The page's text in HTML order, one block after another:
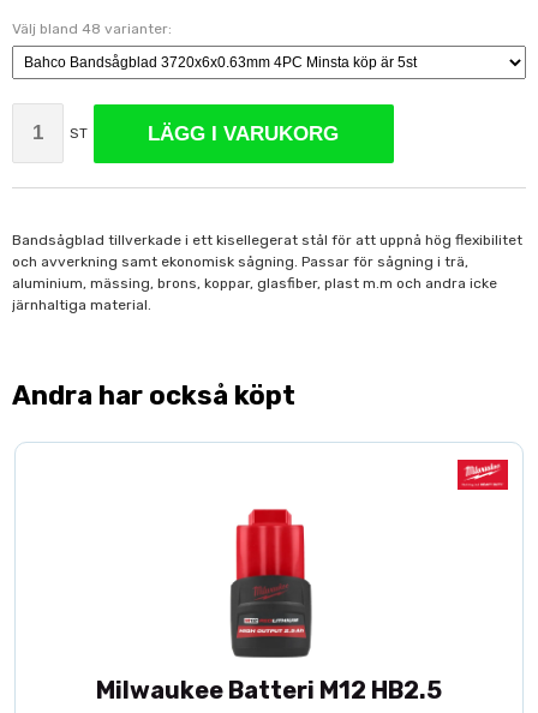
Välj bland 48 varianter:
ST LÄGG I VARUKORG
Bandsågblad tillverkade i ett kisellegerat stål för att uppnå hög flexibilitet
och avverkning samt ekonomisk sågning. Passar för sågning i trä,
aluminium, mässing, brons, koppar, glasfiber, plast m.m och andra icke
järnhaltiga material.
Andra har också köpt
Milwaukee Batteri M12 HB2.5